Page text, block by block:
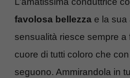
favolosa bellezza e la sua
sensualità riesce sempre a
cuore di tutti coloro che
seguono. Ammirandola in